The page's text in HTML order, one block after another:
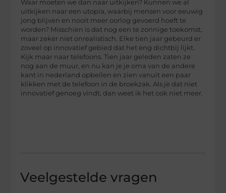
Waar moeten we dan naar uitkijken? Kunnen we al
uitkijken naar een utopia, waarbij mensen voor eeuwig
jong blijven en nooit meer oorlog gevoerd hoeft te
worden? Misschien is dat nog een te zonnige toekomst,
maar zeker niet onrealistisch. Elke tien jaar gebeurd er
zoveel op innovatief gebied dat het eng dichtbij lijkt.
Kijk maar naar telefoons. Tien jaar geleden zaten ze
nog aan de muur, en nu kan je je oma van de andere
kant in nederland opbellen en zien vanuit een paar
klikken met de telefoon in de broekzak. Als je dat niet
innovatief genoeg vindt, dan weet ik het ook niet meer.
Veelgestelde vragen